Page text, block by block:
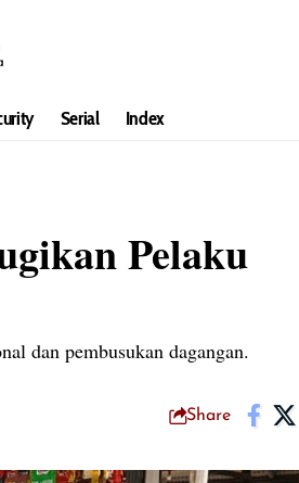
Serial Index
Pelaku
dan pembusukan dagangan.
Share